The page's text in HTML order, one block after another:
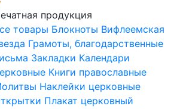
продукция
товары Блокноты Вифлеемская
Грамоты, благодарственные
Закладки Календари
Книги православные
Наклейки церковные
Плакат церковный